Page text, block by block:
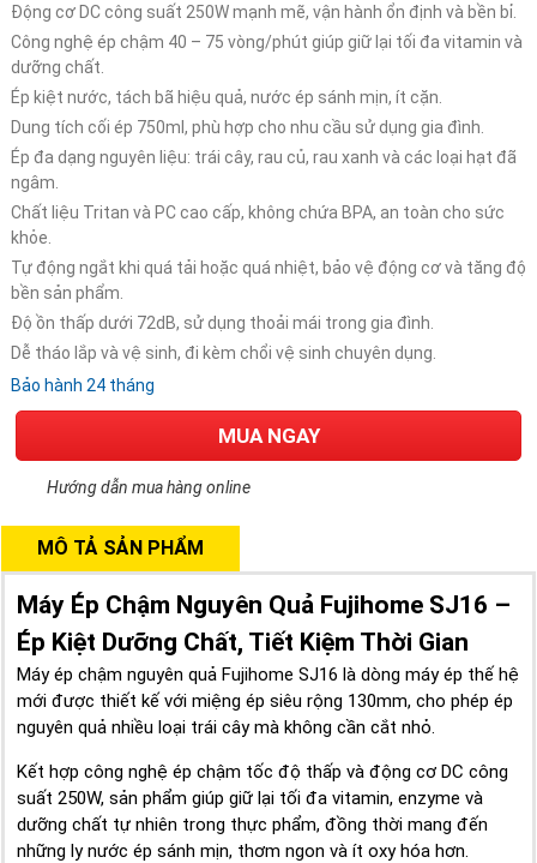
Động cơ DC công suất 250W mạnh mẽ, vận hành ổn định và bền bỉ.
Công nghệ ép chậm 40 – 75 vòng/phút giúp giữ lại tối đa vitamin và
dưỡng chất.
Ép kiệt nước, tách bã hiệu quả, nước ép sánh mịn, ít cặn.
Dung tích cối ép 750ml, phù hợp cho nhu cầu sử dụng gia đình.
Ép đa dạng nguyên liệu: trái cây, rau củ, rau xanh và các loại hạt đã
ngâm.
Chất liệu Tritan và PC cao cấp, không chứa BPA, an toàn cho sức
khỏe.
Tự động ngắt khi quá tải hoặc quá nhiệt, bảo vệ động cơ và tăng độ
bền sản phẩm.
Độ ồn thấp dưới 72dB, sử dụng thoải mái trong gia đình.
Dễ tháo lắp và vệ sinh, đi kèm chổi vệ sinh chuyên dụng.
Bảo hành 24 tháng
MUA NGAY
Hướng dẫn mua hàng online
MÔ TẢ SẢN PHẨM
Máy Ép Chậm Nguyên Quả Fujihome SJ16 –
Ép Kiệt Dưỡng Chất, Tiết Kiệm Thời Gian
Máy ép chậm nguyên quả Fujihome SJ16 là dòng máy ép thế hệ
mới được thiết kế với miệng ép siêu rộng 130mm, cho phép ép
nguyên quả nhiều loại trái cây mà không cần cắt nhỏ.
Kết hợp công nghệ ép chậm tốc độ thấp và động cơ DC công
suất 250W, sản phẩm giúp giữ lại tối đa vitamin, enzyme và
dưỡng chất tự nhiên trong thực phẩm, đồng thời mang đến
những ly nước ép sánh mịn, thơm ngon và ít oxy hóa hơn.